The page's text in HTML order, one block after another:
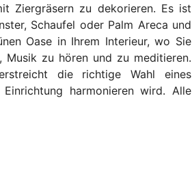
Ziergräsern zu dekorieren. Es ist
Schaufel oder Palm Areca und
Oase in Ihrem Interieur, wo Sie
zu hören und zu meditieren.
die richtige Wahl eines
harmonieren wird. Alle